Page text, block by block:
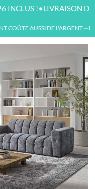
!•LIVRAISON
AUSSI DE L'ARGENT.—